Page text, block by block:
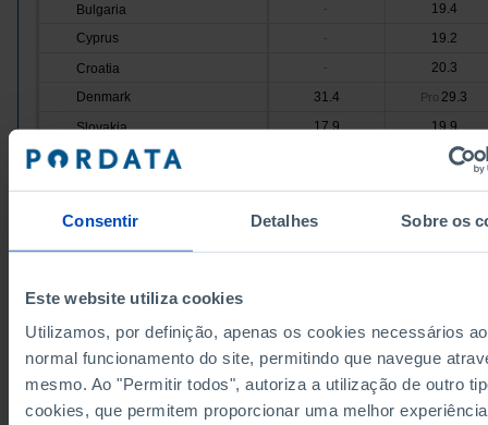
Consentir Detalhes Sobre os
Este website utiliza cookies
Utilizamos, por definição, apenas os cookies necessários ao
normal funcionamento do site, permitindo que navegue
mesmo. Ao "Permitir todos", autoriza a utilização de outro
cookies, que permitem proporcionar uma melhor
Bulgaria
-
19.4
Cyprus
-
19.2
Croatia
-
20.3
Denmark
31.4 Pro 29.3
Slovakia
17.9
19.9
Slovenia
23.1
Estonia
18.3
Greece
Hungary
-
16.8
Ireland
18.2
12.6
Italy
22.9 Pro28.8
Latvia
- Pro 17.9